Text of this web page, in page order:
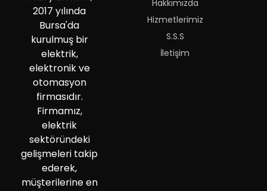
2017 yılında
Bursa'da
kurulmuş bir
elektrik,
elektronik ve
otomasyon
firmasıdır.
Firmamız,
elektrik
sektöründeki
gelişmeleri takip
ederek,
müşterilerine en
Hakkımızda
Hizmetlerimiz
S.S.S
İletişim